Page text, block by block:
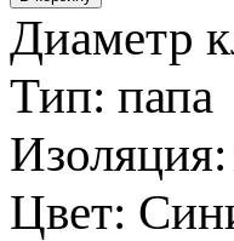
Диаметр
Тип: папа
Цвет: